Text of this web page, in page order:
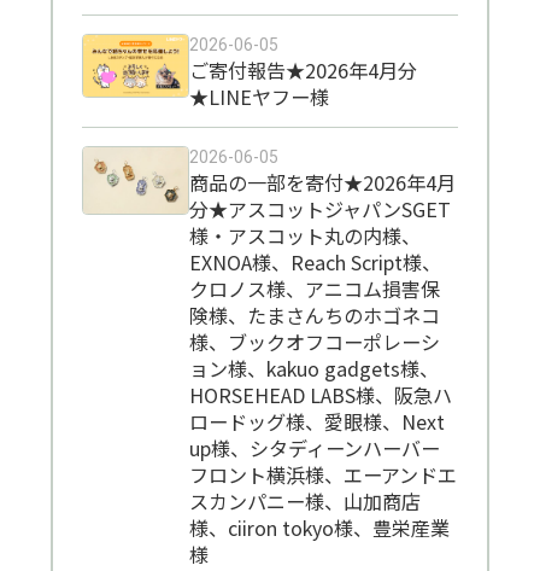
2026-06-05
ご寄付報告★2026年4月分
★LINEヤフー様
2026-06-05
商品の一部を寄付★2026年4月
分★アスコットジャパンSGET
様・アスコット丸の内様、
EXNOA様、Reach Script様、
クロノス様、アニコム損害保
険様、たまさんちのホゴネコ
様、ブックオフコーポレーシ
ョン様、kakuo gadgets様、
HORSEHEAD LABS様、阪急ハ
ロードッグ様、愛眼様、Next
up様、シタディーンハーバー
フロント横浜様、エーアンドエ
スカンパニー様、山加商店
様、ciiron tokyo様、豊栄産業
様